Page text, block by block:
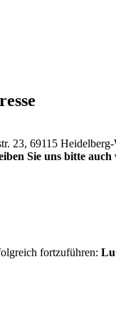
23, 69115 Heidelberg-
Sie uns bitte
fortzuführen: